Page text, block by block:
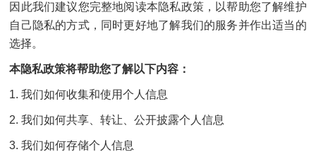
因此我们建议您完整地阅读本隐私政策，以帮助您了解维护
自己隐私的方式，同时更好地了解我们的服务并作出适当的
选择。
本隐私政策将帮助您了解以下内容：
1. 我们如何收集和使用个人信息
2. 我们如何共享、转让、公开披露个人信息
3. 我们如何存储个人信息